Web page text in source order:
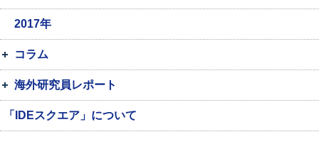
2017年
コラム
海外研究員レポート
「IDEスクエア」について